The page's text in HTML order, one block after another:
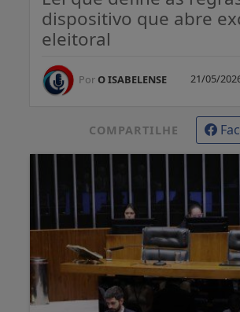
dispositivo que abre
eleitoral
Por O ISABELENSE 21/05/
COMPARTILHE